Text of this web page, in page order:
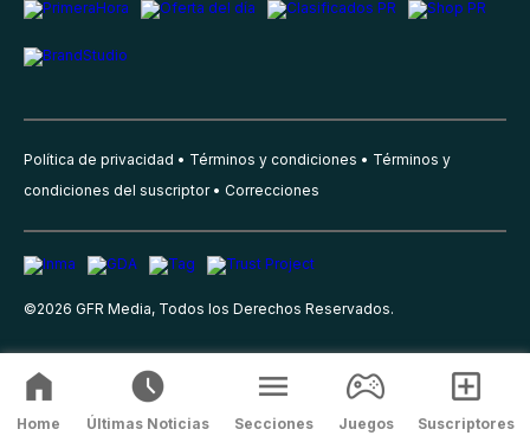
Política de privacidad Términos y condiciones
Términos y
condiciones del suscriptor
Correcciones
©2026 GFR Media, Todos los Derechos Reservados.
Home Últimas Noticias Secciones Juegos Suscriptores